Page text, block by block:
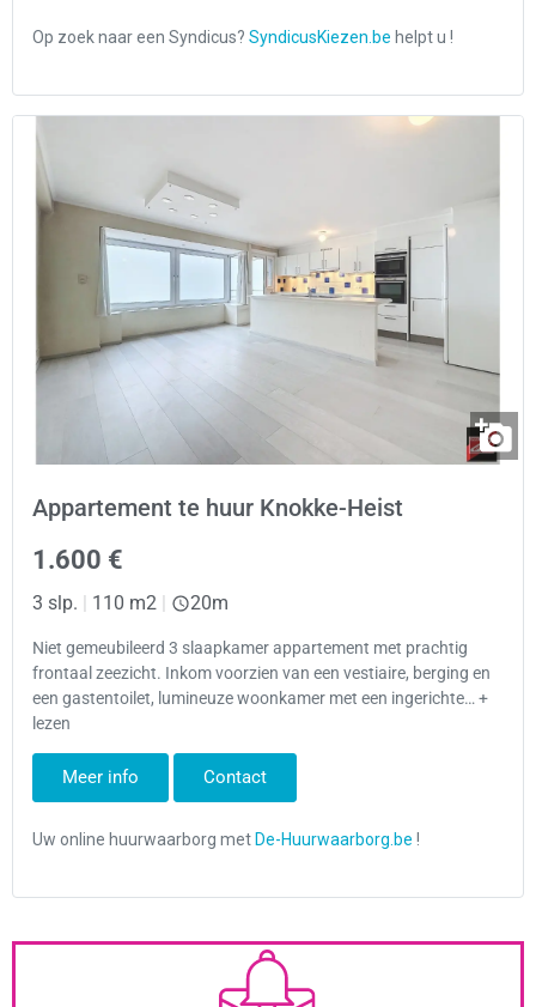
Appartement te huur Knokke-Heist
1.600 €
3 slp. 110 m2 20m
Niet gemeubileerd 3 slaapkamer appartement met prachtig
frontaal zeezicht. Inkom voorzien van een vestiaire, berging en
een gastentoilet, lumineuze woonkamer met een ingerichte… +
lezen
Meer info Contact